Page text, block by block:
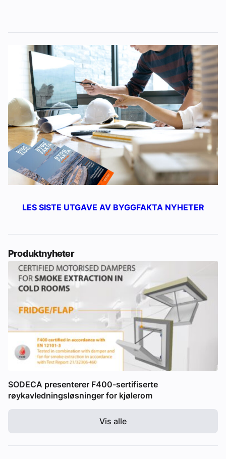
LES SISTE UTGAVE AV BYGGFAKTA NYHETER
Produktnyheter
SODECA presenterer F400-sertifiserte
røykavledningsløsninger for kjølerom
Vis alle